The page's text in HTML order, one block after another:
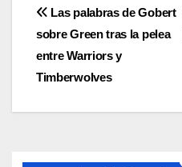
Navegación
de
entradas
Las palabras de Gobert
sobre Green tras la pelea
entre Warriors y
Timberwolves